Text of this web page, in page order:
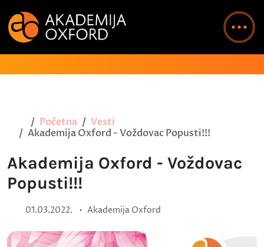
Početna
Vesti
Akademija Oxford - Voždovac Popusti!!!
Akademija Oxford - Voždovac
Popusti!!!
01.03.2022. • Akademija Oxford